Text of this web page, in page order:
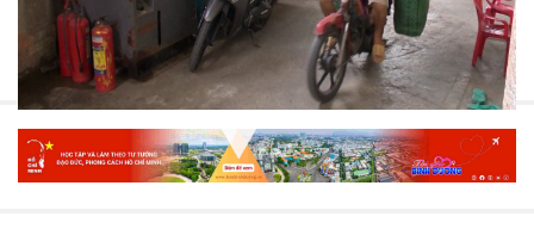
Bản tin PCCC và CNCH (số 3-2024): Đến tận nhà trọ
khuyến cáo các biện pháp phòng ngừa cháy, nổ